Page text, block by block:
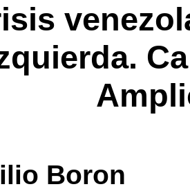
Boron